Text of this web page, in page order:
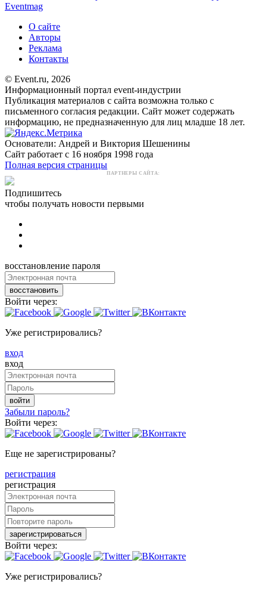
Eventmag
О сайте
Авторы
Реклама
Контакты
© Event.ru, 2026
Информационный портал event-индустрии
Публикация материалов с сайта возможна только с
письменного согласия редакции. Сайт может содержать
информацию, не предназначенную для лиц младше 18 лет.
Основатели: Андрей и Виктория Шешенины
Сайт работает с 16 ноября 1998 года
Полная версия страницы
ПАРТНЕРЫ САЙТА:
Подпишитесь
чтобы получать новости первыми
восстановление пароля
восстановить
Войти через:
Уже регистрировались?
вход
вход
войти
Забыли пароль?
Войти через:
Еще не зарегистрированы?
регистрация
регистрация
зарегистрироваться
Войти через:
Уже регистрировались?